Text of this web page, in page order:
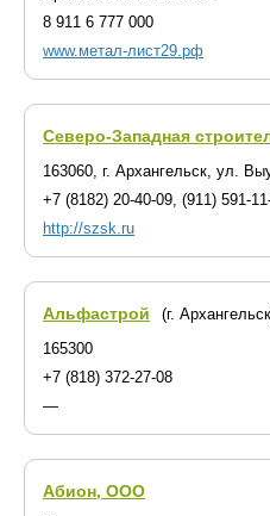
8 911 6 777 000
www.метал-лист29.рф
Северо-Западная
163060, г. Архангельск, ул.
+7 (8182) 20-40-09, (911) 591-
http://szsk.ru
Альфастрой
(г.
165300
+7 (818) 372-27-08
—
Абион, ООО